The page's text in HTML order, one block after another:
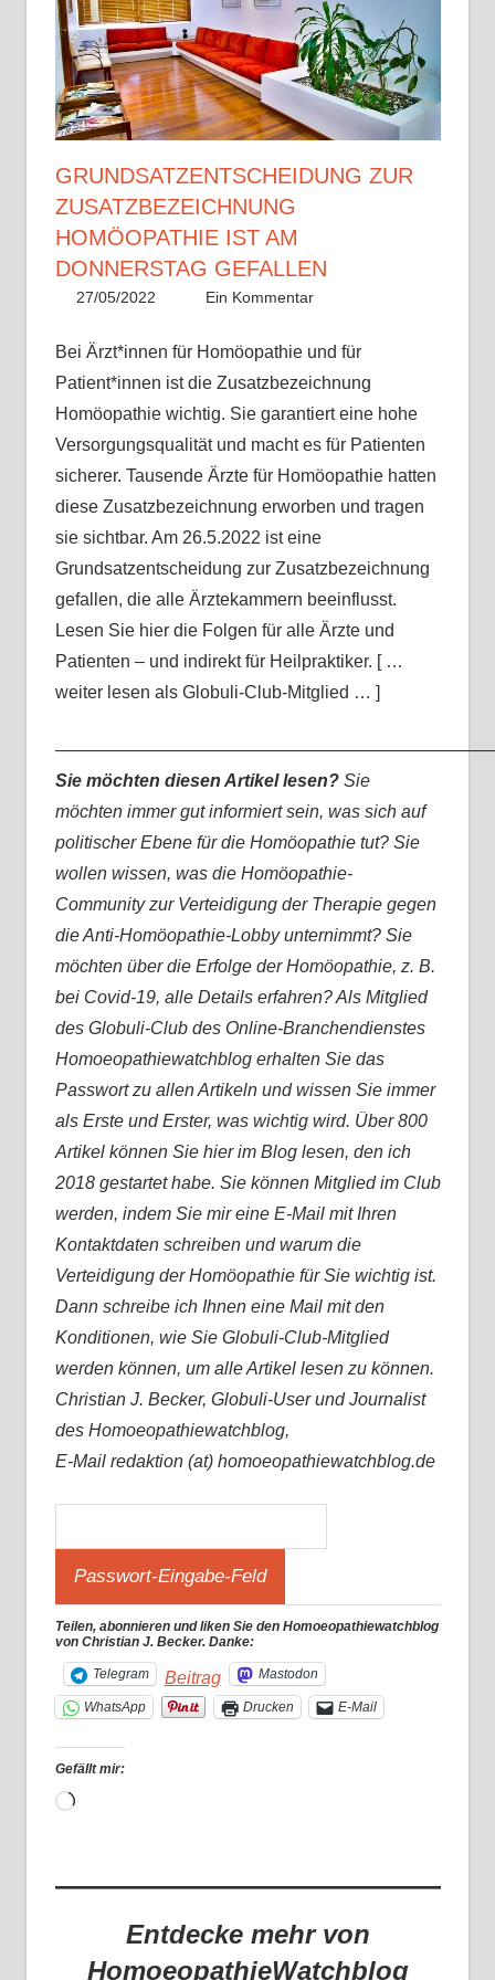
GRUNDSATZENTSCHEIDUNG ZUR
ZUSATZBEZEICHNUNG
HOMÖOPATHIE IST AM
DONNERSTAG GEFALLEN
27/05/2022 Christian J. Becker
Allgemein
Ein Kommentar
Bei Ärzt*innen für Homöopathie und für
Patient*innen ist die Zusatzbezeichnung
Homöopathie wichtig. Sie garantiert eine hohe
Versorgungsqualität und macht es für Patienten
sicherer. Tausende Ärzte für Homöopathie hatten
diese Zusatzbezeichnung erworben und tragen
sie sichtbar. Am 26.5.2022 ist eine
Grundsatzentscheidung zur Zusatzbezeichnung
gefallen, die alle Ärztekammern beeinflusst.
Lesen Sie hier die Folgen für alle Ärzte und
Patienten – und indirekt für Heilpraktiker. [ …
weiter lesen als Globuli-Club-Mitglied … ]
Sie möchten diesen Artikel lesen? Sie
möchten immer gut informiert sein, was sich auf
politischer Ebene für die Homöopathie tut? Sie
wollen wissen, was die Homöopathie-
Community zur Verteidigung der Therapie gegen
die Anti-Homöopathie-Lobby unternimmt? Sie
möchten über die Erfolge der Homöopathie, z. B.
bei Covid-19, alle Details erfahren? Als Mitglied
des Globuli-Club des Online-Branchendienstes
Homoeopathiewatchblog erhalten Sie das
Passwort zu allen Artikeln und wissen Sie immer
als Erste und Erster, was wichtig wird. Über 800
Artikel können Sie hier im Blog lesen, den ich
2018 gestartet habe. Sie können Mitglied im Club
werden, indem Sie mir eine E-Mail mit Ihren
Kontaktdaten schreiben und warum die
Verteidigung der Homöopathie für Sie wichtig ist.
Dann schreibe ich Ihnen eine Mail mit den
Konditionen, wie Sie Globuli-Club-Mitglied
werden können, um alle Artikel lesen zu können.
Christian J. Becker, Globuli-User und Journalist
des Homoeopathiewatchblog,
E-Mail redaktion (at) homoeopathiewatchblog.de
Teilen, abonnieren und liken Sie den Homoeopathiewatchblog
von Christian J. Becker. Danke:
Telegram Beitrag Mastodon
WhatsApp Drucken E-Mail
Gefällt mir:
Wird
Entdecke mehr von
HomoeopathieWatchblog